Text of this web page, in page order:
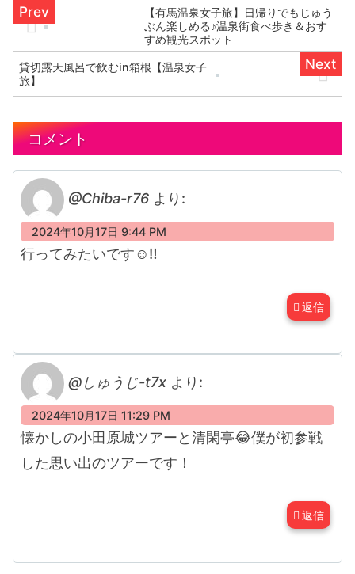
【有馬温泉女子旅】日帰りでもじゅう
ぶん楽しめる♪温泉街食べ歩き＆おす
すめ観光スポット
貸切露天風呂で飲むin箱根【温泉女子
旅】
コメント
@Chiba-r76 より:
2024年10月17日 9:44 PM
行ってみたいです☺️‼️
返信
@しゅうじ-t7x より:
2024年10月17日 11:29 PM
懐かしの小田原城ツアーと清閑亭😂僕が初参戦
した思い出のツアーです！
返信